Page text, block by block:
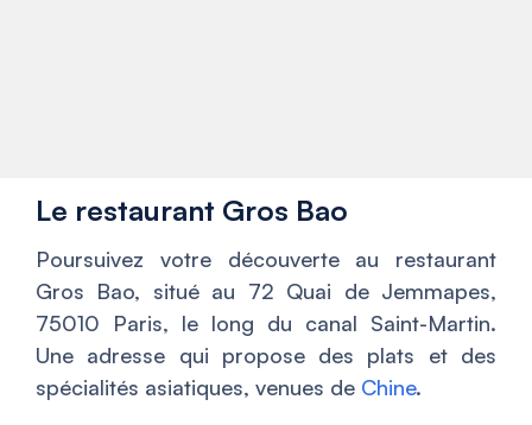
Le restaurant Gros Bao
Poursuivez votre découverte au restaurant
Gros Bao, situé au 72 Quai de Jemmapes,
75010 Paris, le long du canal Saint-Martin.
Une adresse qui propose des plats et des
spécialités asiatiques, venues de Chine.